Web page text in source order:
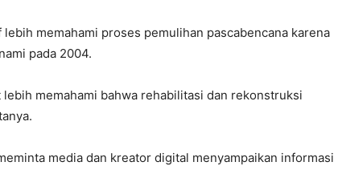
memahami proses pemulihan pascabencana karena
pada 2004.
lebih memahami bahwa rehabilitasi dan rekonstruksi
media dan kreator digital menyampaikan informasi